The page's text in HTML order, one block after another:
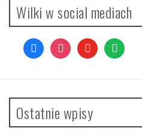
Wilki w social mediach
facebookinstagramyoutubespotify
Ostatnie wpisy